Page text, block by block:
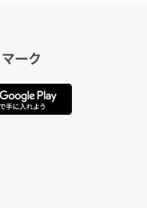
まに覗いてる。ぼ
、Googleマップで